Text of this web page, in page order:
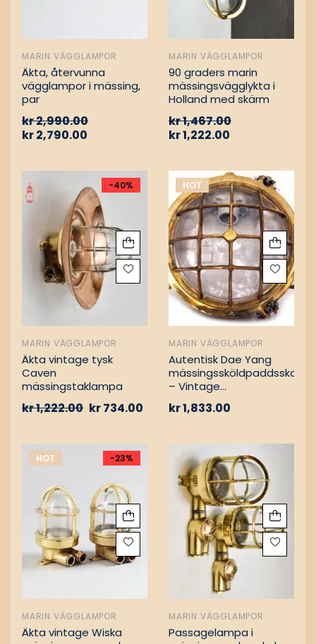
MARIN VÄGGLAMPOR
Äkta, återvunna
vägglampor i mässing,
par
kr2,990.00
kr2,790.00
MARIN VÄGGLAMPOR
90 graders marin
mässingsvägglykta i
Holland med skärm
kr1,467.00
kr1,222.00
-40%
MARIN VÄGGLAMPOR
Äkta vintage tysk
Caven
mässingstaklampa
kr1,222.00 kr734.00
HOT
MARIN VÄGGLAMPOR
Autentisk Dae Yang
– Vintage
kr1,833.00
HOT -23%
MARIN VÄGGLAMPOR
Äkta vintage Wiska
MARIN VÄGGLAMPOR
Passagelampa i